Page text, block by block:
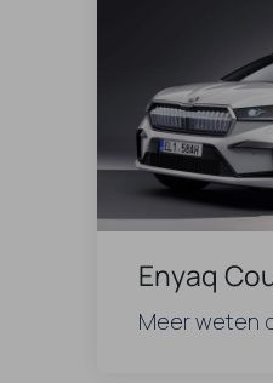
Enyaq
Meer weten